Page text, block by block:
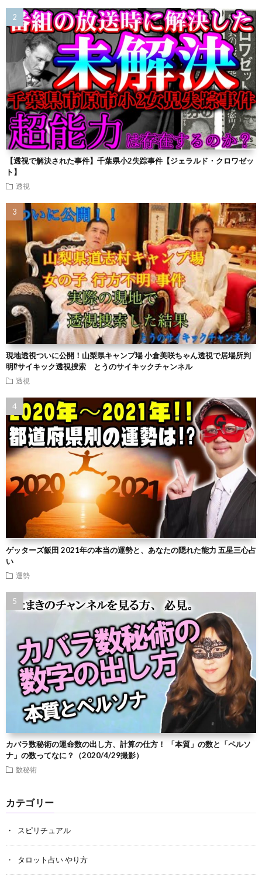
【透視で解決された事件】千葉県小2失踪事件【ジェラルド・クロワゼッ
ト】
透視
現地透視ついに公開！山梨県キャンプ場 小倉美咲ちゃん透視で居場所判
明⁉︎サイキック透視捜索 とうのサイキックチャンネル
透視
ゲッターズ飯田 2021年の本当の運勢と、あなたの隠れた能力 五星三心占
い
運勢
カバラ数秘術の運命数の出し方、計算の仕方！ 「本質」の数と「ペルソ
ナ」の数ってなに？（2020/4/29撮影）
数秘術
カテゴリー
スピリチュアル
タロット占い やり方